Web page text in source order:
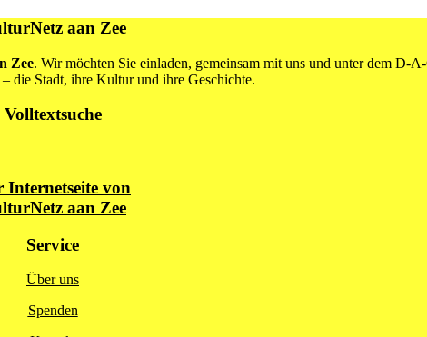
aan Zee
Zee. Wir möchten Sie einladen, gemeinsam mit uns und unter dem D-
die Stadt, ihre Kultur und ihre Geschichte.
Volltextsuche
Internetseite von
aan Zee
Service
Über uns
Spenden